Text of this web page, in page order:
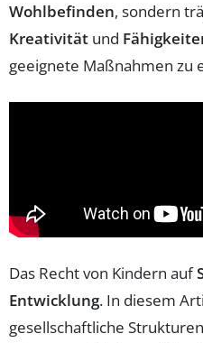
Wohlbefinden, sondern
Kreativität und
geeignete Maßnahmen zu
Das Recht von Kindern auf
Entwicklung. In diesem
gesellschaftliche